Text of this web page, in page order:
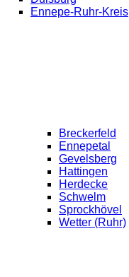
Ennepe-Ruhr-Kreis
Breckerfeld
Ennepetal
Gevelsberg
Hattingen
Herdecke
Schwelm
Sprockhövel
Wetter (Ruhr)